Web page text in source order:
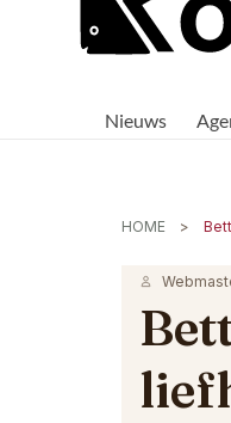
passieNieuws
HOME